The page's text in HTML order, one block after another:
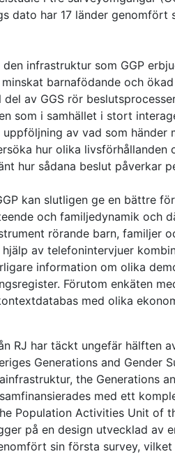
dato har 17 länder
den infrastruktur som GGP
barnafödande och
del av GGS rör
som i samhället i stort
av vad som
hur olika
hur sådana beslut påverkar
kan slutligen ge en bättre
och familjedynamik och
rörande barn, familjer
hjälp av telefonintervjuer
information om olika
Förutom enkäten
med olika
RJ har täckt ungefär hälften
Generations and Gender
the Generations
med ett
Population Activities Unit of
på en design utvecklad av
sin första survey,